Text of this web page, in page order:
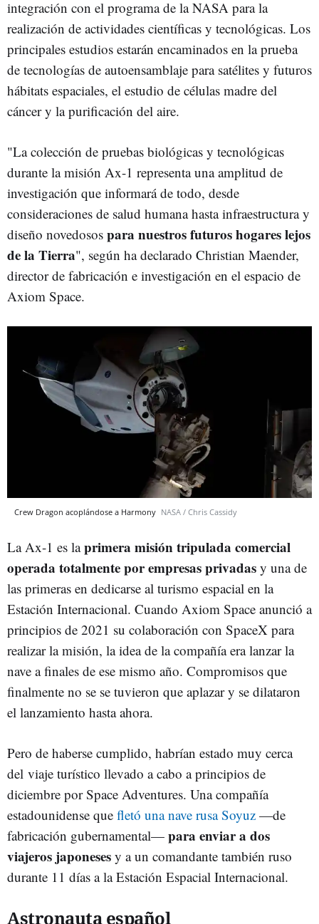
integración con el programa de la NASA para la
realización de actividades científicas y tecnológicas. Los
principales estudios estarán encaminados en la prueba
de tecnologías de autoensamblaje para satélites y futuros
hábitats espaciales, el estudio de células madre del
cáncer y la purificación del aire.
"La colección de pruebas biológicas y tecnológicas
durante la misión Ax-1 representa una amplitud de
investigación que informará de todo, desde
consideraciones de salud humana hasta infraestructura y
diseño novedosos para nuestros futuros hogares lejos
de la Tierra", según ha declarado Christian Maender,
director de fabricación e investigación en el espacio de
Axiom Space.
Crew Dragon acoplándose a Harmony NASA / Chris Cassidy
La Ax-1 es laprimera misión tripulada comercial
operada totalmente por empresas privadas y una de
las primeras en dedicarse al turismo espacial en la
Estación Internacional. Cuando Axiom Space anunció a
principios de 2021 su colaboración con SpaceX para
realizar la misión, la idea de la compañía era lanzar la
nave a finales de ese mismo año. Compromisos que
finalmente no se se tuvieron que aplazar y se dilataron
el lanzamiento hasta ahora.
Pero de haberse cumplido, habrían estado muy cerca
del viaje turístico llevado a cabo a principios de
diciembre por Space Adventures. Una compañía
estadounidense que fletó una nave rusa Soyuz —de
fabricación gubernamental— para enviar a dos
viajeros japoneses y a un comandante también ruso
durante 11 días a la Estación Espacial Internacional.
Astronauta español